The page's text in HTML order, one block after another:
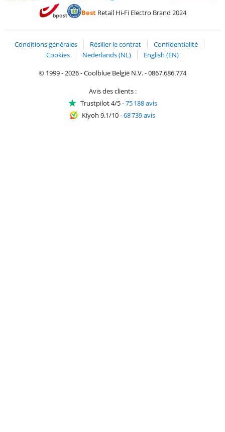
Payer avec Bancontact
Payer avec MasterCard et Visa via ClickToPay
BestRetail Hi-Fi Electro Brand 2024
Conditions générales Résilier le contrat
Confidentialité
Cookies
Nederlands (NL)
English (EN)
© 1999 - 2026 - Coolblue België N.V. - 0867.686.774
Avis des clients :
Trustpilot 4/5-75 188 avis
Kiyoh 9.1/10-68 739 avis